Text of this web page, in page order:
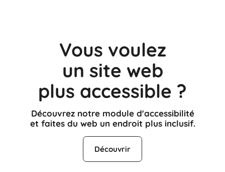
Vous voulez
un site web
plus accessible ?
Découvrez notre module d'accessibilité
et faites du web un endroit plus inclusif.
Découvrir